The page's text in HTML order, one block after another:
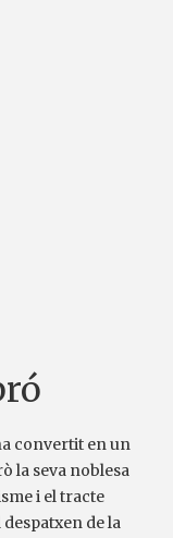
convertit en un
la seva noblesa
i el tracte
de la